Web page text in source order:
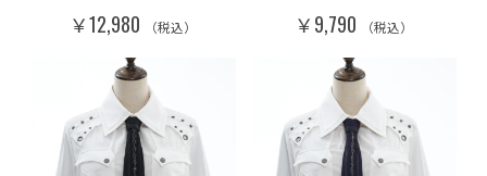
￥12,980 （税込） ￥9,790 （税込）